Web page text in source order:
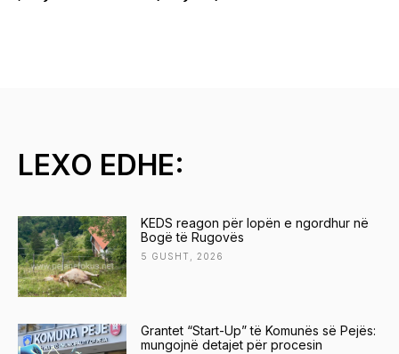
LEXO EDHE:
KEDS reagon për lopën e ngordhur në
Bogë të Rugovës
5 GUSHT, 2026
Grantet “Start-Up” të Komunës së Pejës:
mungojnë detajet për procesin